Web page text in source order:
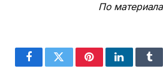
По
FacebookTwitterPinterestLinkedIn